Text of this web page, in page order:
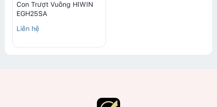
Con Trượt Vuông HIWIN
EGH25SA
Liên hệ